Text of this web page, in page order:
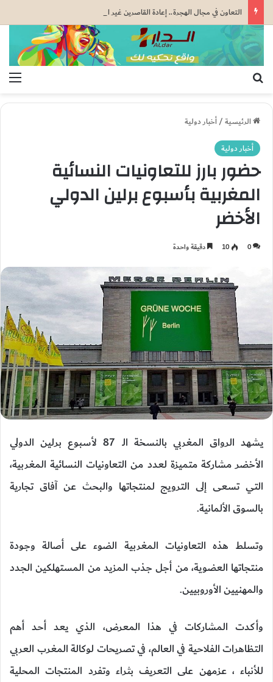
الرئيسية/أخبار دولية
أخبار دولية
حضور بارز للتعاونيات النسائية
المغربية بأسبوع برلين الدولي
الأخضر
0
10 دقيقة واحدة
يشهد الرواق المغربي بالنسخة الـ 87 لأسبوع برلين الدولي
الأخضر مشاركة متميزة لعدد من التعاونيات النسائية المغربية،
التي تسعى إلى الترويج لمنتجاتها والبحث عن آفاق تجارية
بالسوق الألمانية.
وتسلط هذه التعاونيات المغربية الضوء على أصالة وجودة
منتجاتها العضوية، من أجل جذب المزيد من المستهلكين الجدد
والمهنيين الأوروبيين.
وأكدت المشاركات في هذا المعرض، الذي يعد أحد أهم
التظاهرات الفلاحية في العالم، في تصريحات لوكالة المغرب العربي
للأنباء ، عزمهن على التعريف بثراء وتفرد المنتجات المحلية